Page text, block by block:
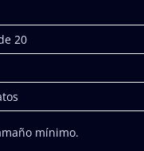
20
mínimo.